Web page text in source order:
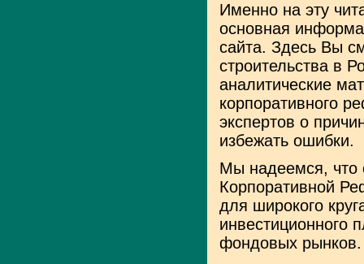
Именно на эту
основная
сайта. Здесь Вы
строительства в
аналитические
корпоративного
экспертов о
избежать ошибки.
Мы надеемся, что
Корпоративной
для широкого
инвестиционного
фондовых рынков.